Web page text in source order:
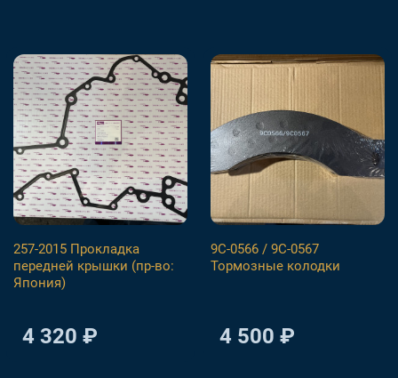
257-2015 Прокладка
передней крышки (пр-во:
Япония)
4 320 ₽
9С-0566 / 9С-0567
Тормозные колодки
4 500 ₽